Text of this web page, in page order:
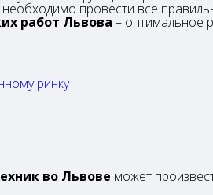
провести все
работ Львова – оптимальное
ринку
во Львове может